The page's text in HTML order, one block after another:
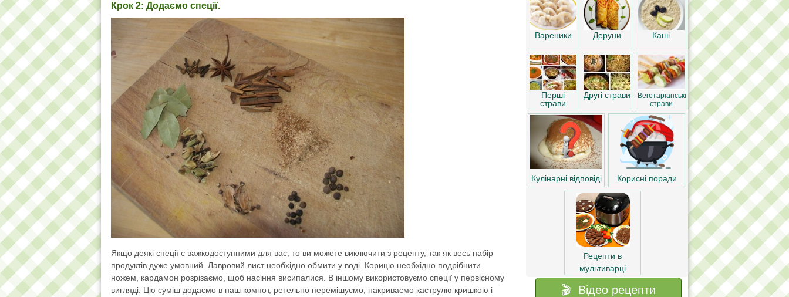
Крок 2: Додаємо спеції.
Якщо деякі спеції є важкодоступними для вас, то ви можете виключити з рецепту, так як весь набір
продуктів дуже умовний. Лавровий лист необхідно обмити у воді. Корицю необхідно подрібнити
ножем, кардамон розрізаємо, щоб насіння висипалися. В іншому використовуємо спеції у первісному
вигляді. Цю суміш додаємо в наш компот, ретельно перемішуємо, накриваємо каструлю кришкою і
Вареники Деруни Каші
Перші
страви
Другі страви
Вегетаріанські
страви
Кулінарні відповіді Корисні поради
Рецепти в
мультиварці
🎬 Відео рецепти